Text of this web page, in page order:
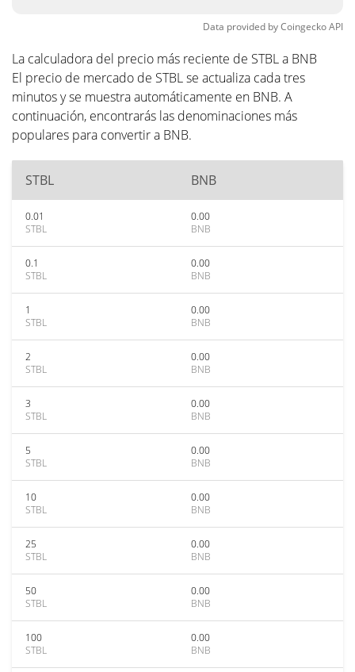
Data provided byCoingeckoAPI
La calculadora del precio más reciente de STBL a BNB
El precio de mercado de STBL se actualiza cada tres
minutos y se muestra automáticamente en BNB. A
continuación, encontrarás las denominaciones más
populares para convertir a BNB.
STBL BNB
0.01
STBL
0.00
BNB
0.1
STBL
0.00
BNB
1
STBL
0.00
BNB
2
STBL
0.00
BNB
3
STBL
0.00
BNB
5
STBL
0.00
BNB
10
STBL
0.00
BNB
25
STBL
0.00
BNB
50
STBL
0.00
BNB
100
STBL
0.00
BNB